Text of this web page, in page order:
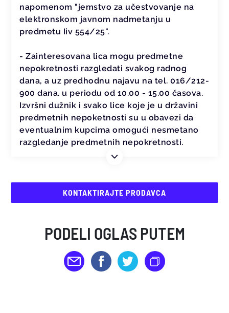
napomenom "jemstvo za učestvovanje na
elektronskom javnom nadmetanju u
predmetu Iiv 554/25".
- Zainteresovana lica mogu predmetne
nepokretnosti razgledati svakog radnog
dana, a uz predhodnu najavu na tel. 016/212-
900 dana. u periodu od 10.00 - 15.00 časova.
Izvršni dužnik i svako lice koje je u državini
predmetnih nepoketnosti su u obavezi da
eventualnim kupcima omogući nesmetano
razgledanje predmetnih nepokretnosti.
KONTAKTIRAJTE PRODAVCA
PODELI OGLAS PUTEM